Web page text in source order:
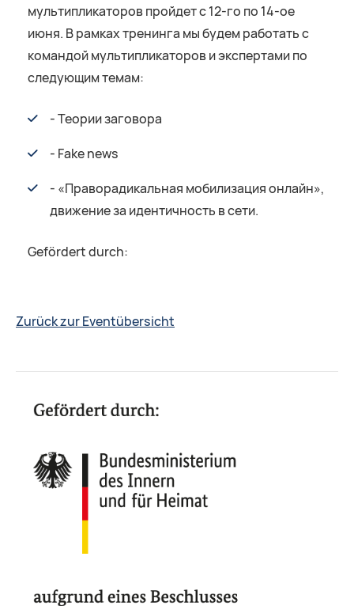
мультипликаторов пройдет с 12-го по 14-ое
июня. В рамках тренинга мы будем работать с
командой мультипликаторов и экспертами по
следующим темам:
- Теории заговора
- Fake news
- «Праворадикальная мобилизация онлайн»,
движение за идентичность в сети.
Gefördert durch:
Zurück zur Eventübersicht